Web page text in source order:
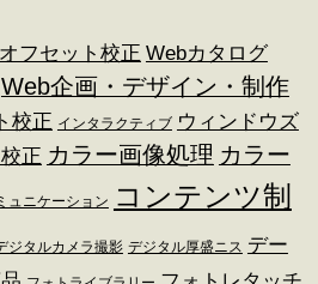
フセット校正 Webカタログ
Web企画・デザイン・制作
校正 インタラクティブ ウィンドウズ
正 カラー画像処理 カラー
ュニケーション コンテンツ制
ジタルカメラ撮影 デジタル厚盛ニス デー